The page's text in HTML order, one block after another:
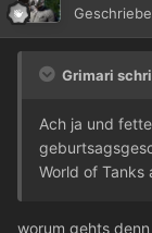
Grimari
Ach ja und
World of Tanks
worum gehts